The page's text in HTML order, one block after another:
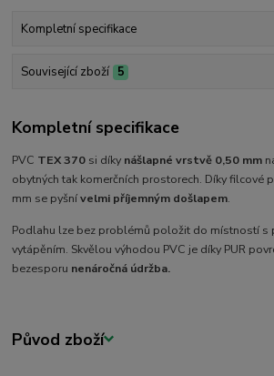
Kompletní specifikace
Související zboží 5
Kompletní specifikace
PVC TEX 370 si díky nášlapné vrstvě 0,50 mm
obytných tak komerčních prostorech. Díky filcové
mm se pyšnívelmi příjemným došlapem.
Podlahu lze bez problémů položit do místností s
vytápěním. Skvělou výhodou PVC je díky PUR
bezesporu nenáročná údržba.
Původ zboží